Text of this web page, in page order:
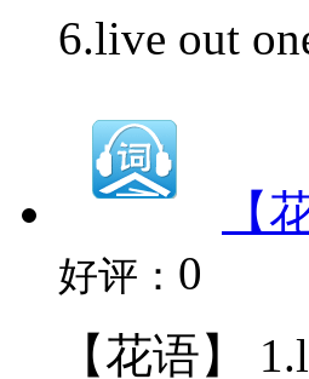
6.live out
【
好评： 0
【花语】